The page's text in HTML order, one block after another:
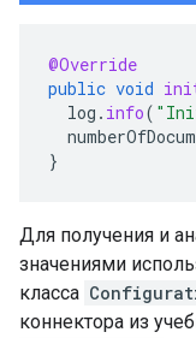
@Override
public void
log . info(
}
Для получения и
значениями
класса
коннектора из